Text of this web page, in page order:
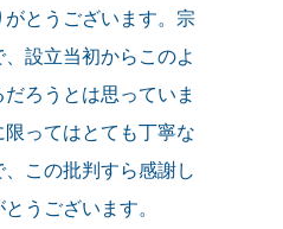
とうございます。宗
設立当初からこのよ
ろうとは思っていま
限ってはとても丁寧な
この批判すら感謝し
うございます。